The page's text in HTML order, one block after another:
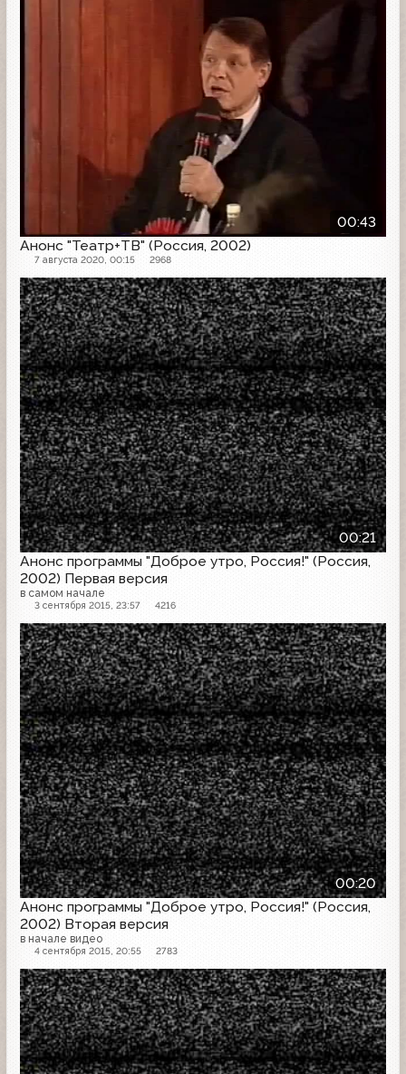
00:43
Анонс "Театр+ТВ" (Россия, 2002)
7 августа 2020, 00:15 2968
00:21
Анонс программы "Доброе утро, Россия!" (Россия,
2002) Первая версия
в самом начале
3 сентября 2015, 23:57 4216
Анонс
00:20
Анонс программы "Доброе утро, Россия!" (Россия,
2002) Вторая версия
в начале видео
4 сентября 2015, 20:55 2783
Анонс
Анонс